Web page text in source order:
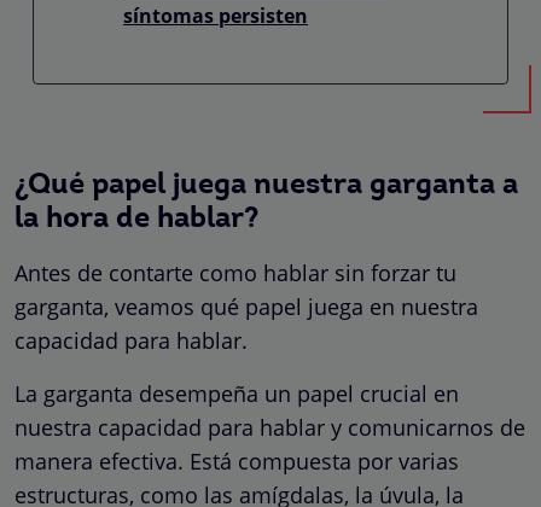
síntomas persisten
¿Qué papel juega nuestra garganta a
la hora de hablar?
Antes de contarte como hablar sin forzar tu
garganta, veamos qué papel juega en nuestra
capacidad para hablar.
La garganta desempeña un papel crucial en
nuestra capacidad para hablar y comunicarnos de
manera efectiva. Está compuesta por varias
estructuras, como las amígdalas, la úvula, la